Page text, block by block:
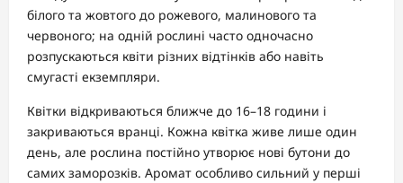
білого та жовтого до рожевого, малинового та
червоного; на одній рослині часто одночасно
розпускаються квіти різних відтінків або навіть
смугасті екземпляри.
Квітки відкриваються ближче до 16–18 години і
закриваються вранці. Кожна квітка живе лише один
день, але рослина постійно утворює нові бутони до
самих заморозків. Аромат особливо сильний у перші